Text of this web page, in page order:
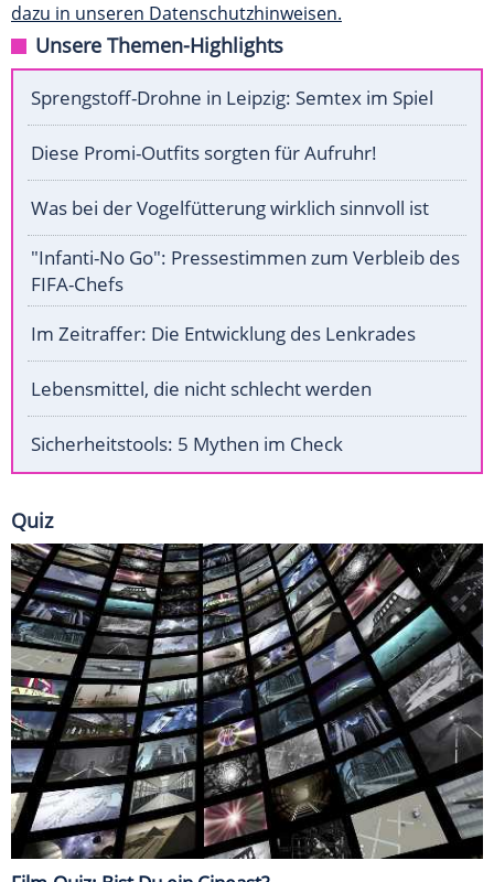
dazu in unseren Datenschutzhinweisen.
Unsere Themen-Highlights
Sprengstoff-Drohne in Leipzig: Semtex im Spiel
Diese Promi-Outfits sorgten für Aufruhr!
Was bei der Vogelfütterung wirklich sinnvoll ist
"Infanti-No Go": Pressestimmen zum Verbleib des
FIFA-Chefs
Im Zeitraffer: Die Entwicklung des Lenkrades
Lebensmittel, die nicht schlecht werden
Sicherheitstools: 5 Mythen im Check
Quiz